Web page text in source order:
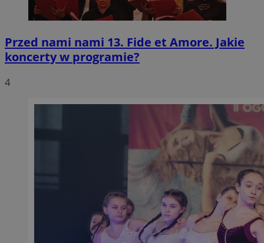
Przed nami nami 13. Fide et Amore. Jakie
koncerty w programie?
4